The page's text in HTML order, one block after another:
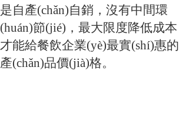
是自產(chǎn)自銷，沒有中間環
(huán)節(jié)，最大限度降低成本
才能給餐飲企業(yè)最實(shí)惠的
產(chǎn)品價(jià)格。